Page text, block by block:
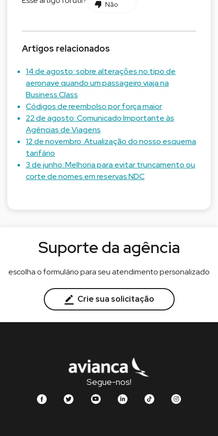
Não
Artigos relacionados
14 de agosto: sobre alterações no tipo de
aeronave quando um passageiro viaja na
Business Class
Códigos de reembolso por força maior
22 de agosto: Comunicado Importante às
Agências de Viagens
12 de novembro: Atualização do nosso esquema
tarifário
3 de junho: Melhoria para evitar truncamento ou
corte de nomes em reservas NDC
Suporte da agência
escolha o formulário para seu atendimento personalizado
Crie sua solicitação
Segue-nos!